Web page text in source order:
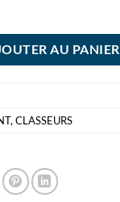
AU PANIER
, CLASSEURS